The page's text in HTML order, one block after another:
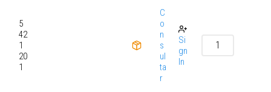
5
42
1
20
1
C
o
n
s
ul
ta
r
Si
gn
In